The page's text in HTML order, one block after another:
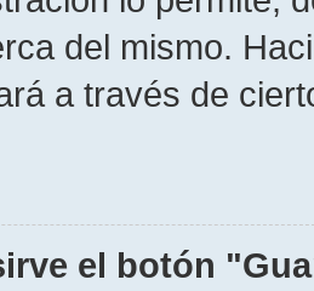
del mismo.
a través de
el botón